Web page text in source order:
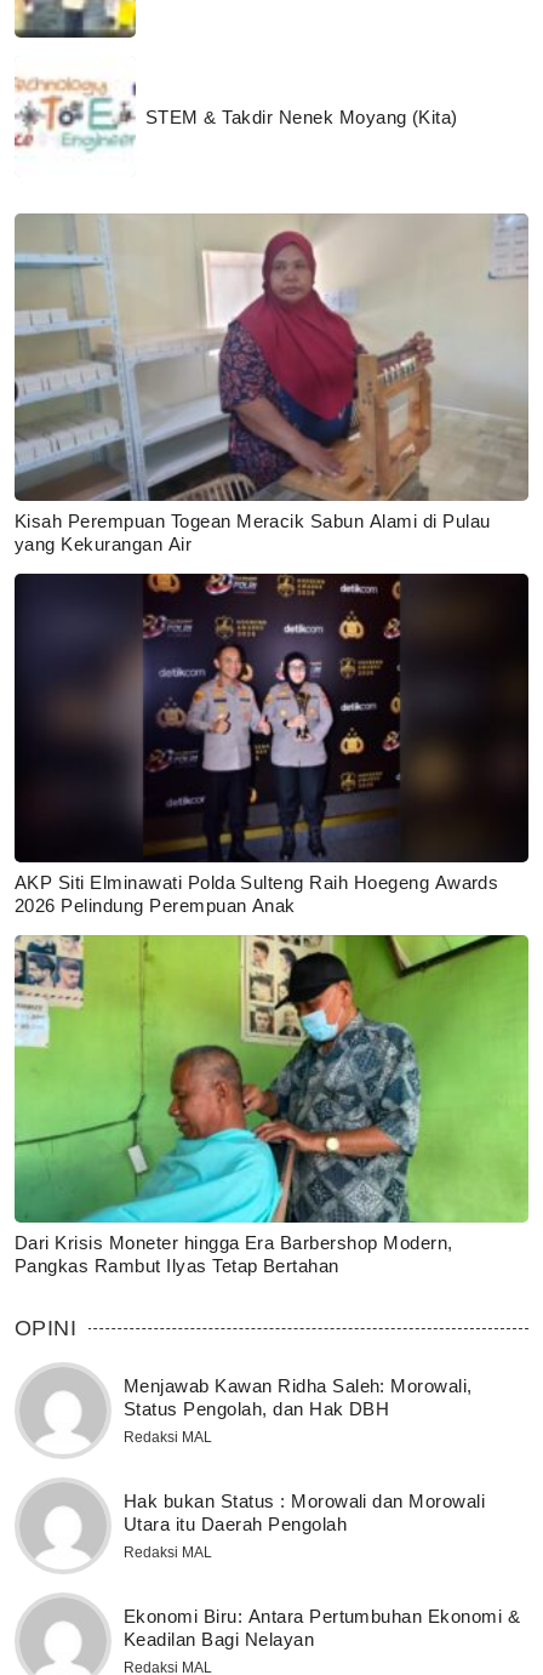
STEM & Takdir Nenek Moyang (Kita)
Kisah Perempuan Togean Meracik Sabun Alami di Pulau
yang Kekurangan Air
AKP Siti Elminawati Polda Sulteng Raih Hoegeng Awards
2026 Pelindung Perempuan Anak
Dari Krisis Moneter hingga Era Barbershop Modern,
Pangkas Rambut Ilyas Tetap Bertahan
OPINI
Menjawab Kawan Ridha Saleh: Morowali,
Status Pengolah, dan Hak DBH
Redaksi MAL
Hak bukan Status : Morowali dan Morowali
Utara itu Daerah Pengolah
Redaksi MAL
Ekonomi Biru: Antara Pertumbuhan Ekonomi &
Keadilan Bagi Nelayan
Redaksi MAL